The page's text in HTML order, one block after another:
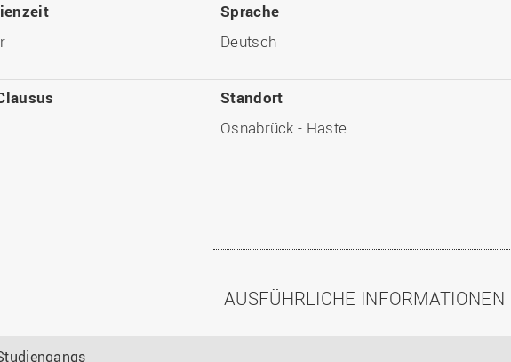
Sprache
Deutsch
Standort
Osnabrück - Haste
AUSFÜHRLICHE INFORMATIONEN